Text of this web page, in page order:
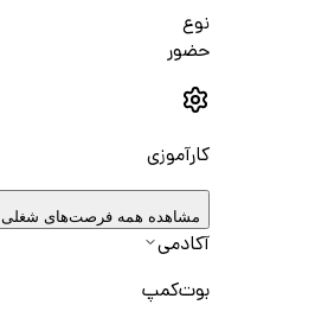
نوع
حضور
کارآموزی
مشاهده همه فرصت‌های شغلی
آکادمی
بوت‌کمپ